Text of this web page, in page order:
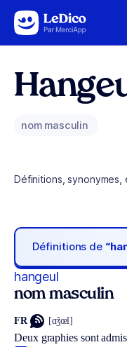
Aller au contenu
nom masculin
Définitions, synonymes,
Définitions de
hangeul
nom masculin
FR [ɑ̃ʒœl]
Deux graphies sont